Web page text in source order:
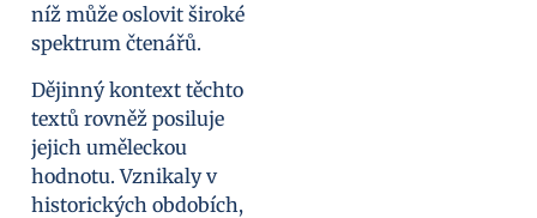
níž může oslovit široké
spektrum čtenářů.
Dějinný kontext těchto
textů rovněž posiluje
jejich uměleckou
hodnotu. Vznikaly v
historických obdobích,